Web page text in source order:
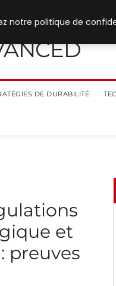
DE DURABILITÉ
et
preuves
notre politique de